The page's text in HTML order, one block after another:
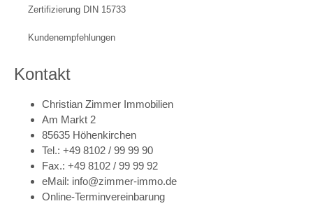
Zertifizierung DIN 15733
Kundenempfehlungen
Kontakt
Christian Zimmer Immobilien
Am Markt 2
85635 Höhenkirchen
Tel.: +49 8102 / 99 99 90
Fax.: +49 8102 / 99 99 92
eMail: info@zimmer-immo.de
Online-Terminvereinbarung